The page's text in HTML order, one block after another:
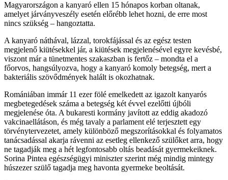
Magyarországon a kanyaró ellen 15 hónapos korban oltanak,
amelyet járványveszély esetén előrébb lehet hozni, de erre most
nincs szükség – hangoztatta.
A kanyaró náthával, lázzal, torokfájással és az egész testen
megjelenő kiütésekkel jár, a kiütések megjelenésével egyre kevésbé,
viszont már a tünetmentes szakaszban is fertőz – mondta el a
főorvos, hangsúlyozva, hogy a kanyaró komoly betegség, mert a
bakteriális szövődmények halált is okozhatnak.
Romániában immár 11 ezer fölé emelkedett az igazolt kanyarós
megbetegedések száma a betegség két évvel ezelőtti újbóli
megjelenése óta. A bukaresti kormány javított az eddig akadozó
vakcinaellátáson, és még tavaly a parlament elé terjesztett egy
törvénytervezetet, amely különböző megszorításokkal és folyamatos
tanácsadással akarja rávenni az esetleg ellenkező szülőket arra, hogy
ne tagadják meg a hét legfontosabb oltás beadását gyermekeiknek.
Sorina Pintea egészségügyi miniszter szerint még mindig mintegy
húszezer szülő tagadja meg havonta gyermeke beoltását.